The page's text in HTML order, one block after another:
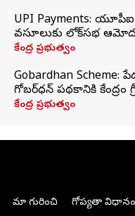
UPI Payments: యూపీఐ
వసూలుకు లోక్‌సభ
కేంద్ర ప్రభుత్వం
Gobardhan
గోబర్‌ధన్ పథకానికి కేంద్రం
కేంద్ర ప్రభుత్వం
మా గురించి గోప్యతా విధానం